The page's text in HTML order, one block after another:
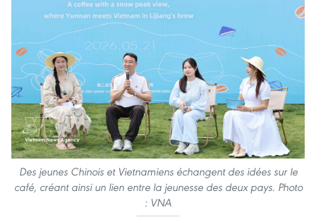
Des jeunes Chinois et Vietnamiens échangent des idées sur le
café, créant ainsi un lien entre la jeunesse des deux pays. Photo
: VNA